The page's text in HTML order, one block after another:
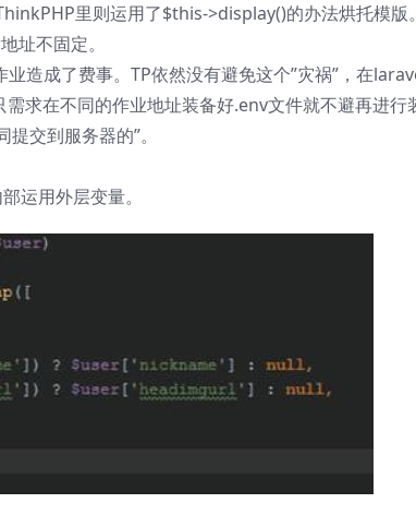
里则运用了$this->display()的办法烘托模版。
址不固定。
造成了费事。TP依然没有避免这个”灾祸”，在
求在不同的作业地址装备好.env文件就不避再进行
交到服务器的”。
运用外层变量。